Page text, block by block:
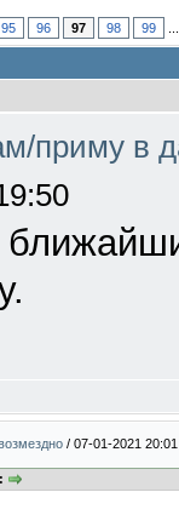
95 96 97 98 99
приму в
/ 07-01-2021 20:01